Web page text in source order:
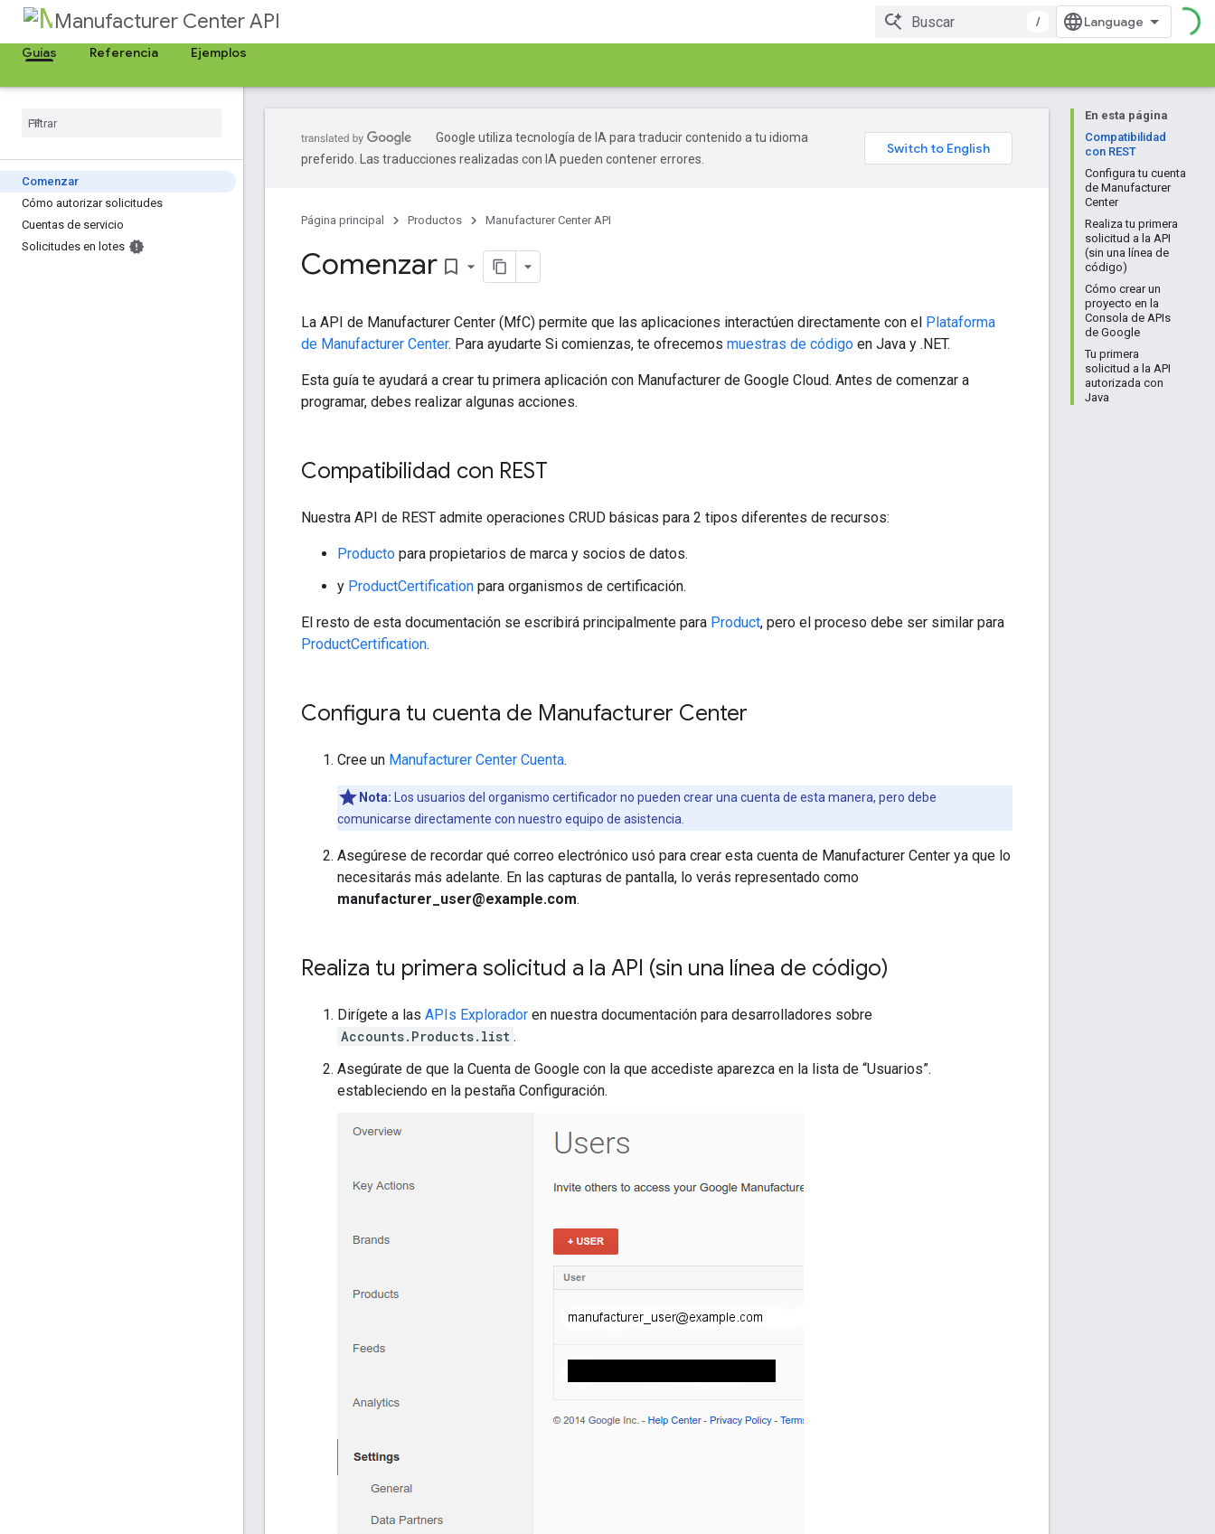
Manufacturer Center API
/
Guías
Referencia Ejemplos
Comenzar
Cómo autorizar solicitudes
Cuentas de servicio
Solicitudes en lotes
En esta página
Compatibilidad
con REST
Configura tu cuenta
de Manufacturer
Center
Realiza tu primera
solicitud a la API
(sin una línea de
código)
Cómo crear un
proyecto en la
Consola de APIs
de Google
Tu primera
solicitud a la API
autorizada con
Java
Google utiliza tecnología de IA para traducir contenido a tu idioma
preferido. Las traducciones realizadas con IA pueden contener errores.
Página principal Productos Manufacturer Center API
Comenzar bookmark_border
La API de Manufacturer Center (MfC) permite que las aplicaciones interactúen directamente con el Plataforma
de Manufacturer Center. Para ayudarte Si comienzas, te ofrecemos muestras de código en Java y .NET.
Esta guía te ayudará a crear tu primera aplicación con Manufacturer de Google Cloud. Antes de comenzar a
programar, debes realizar algunas acciones.
Compatibilidad con REST
Nuestra API de REST admite operaciones CRUD básicas para 2 tipos diferentes de recursos:
Producto para propietarios de marca y socios de datos.
y ProductCertification para organismos de certificación.
El resto de esta documentación se escribirá principalmente para Product, pero el proceso debe ser similar para
ProductCertification.
Configura tu cuenta de Manufacturer Center
Cree un Manufacturer Center Cuenta.
Nota: Los usuarios del organismo certificador no pueden crear una cuenta de esta manera, pero debe
comunicarse directamente con nuestro equipo de asistencia.
Asegúrese de recordar qué correo electrónico usó para crear esta cuenta de Manufacturer Center ya que lo
necesitarás más adelante. En las capturas de pantalla, lo verás representado como
manufacturer_user@example.com.
Realiza tu primera solicitud a la API (sin una línea de código)
Dirígete a las APIs Explorador en nuestra documentación para desarrolladores sobre
Accounts.Products.list .
Asegúrate de que la Cuenta de Google con la que accediste aparezca en la lista de “Usuarios”.
estableciendo en la pestaña Configuración.